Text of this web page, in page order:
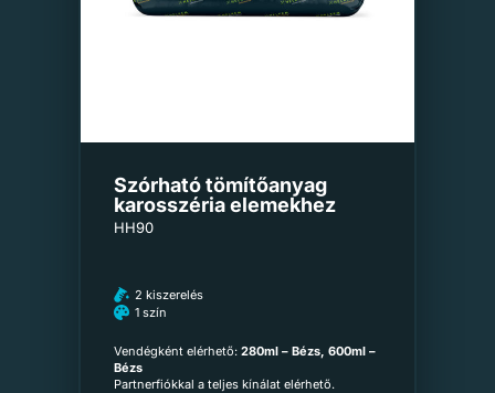
Szórható tömítőanyag
karosszéria elemekhez
HH90
2 kiszerelés
1 szín
Vendégként elérhető: 280ml – Bézs, 600ml –
Bézs
Partnerfiókkal a teljes kínálat elérhető.